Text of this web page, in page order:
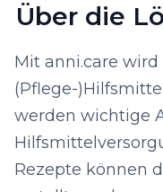
Über die
Mit anni.care
(Pflege-
werden wichtige
Rezepte können